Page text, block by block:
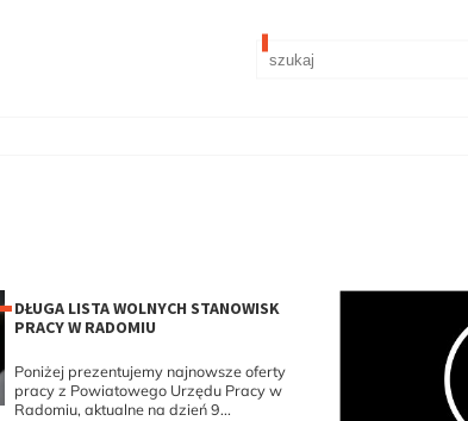
DŁUGA LISTA WOLNYCH STANOWISK
PRACY W RADOMIU
Poniżej prezentujemy najnowsze oferty
pracy z Powiatowego Urzędu Pracy w
Radomiu, aktualne na dzień 9...